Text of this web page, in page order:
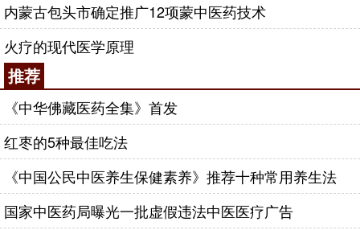
内蒙古包头市确定推广12项蒙中医药技术
火疗的现代医学原理
推荐
《中华佛藏医药全集》首发
红枣的5种最佳吃法
《中国公民中医养生保健素养》推荐十种常用养生法
国家中医药局曝光一批虚假违法中医医疗广告